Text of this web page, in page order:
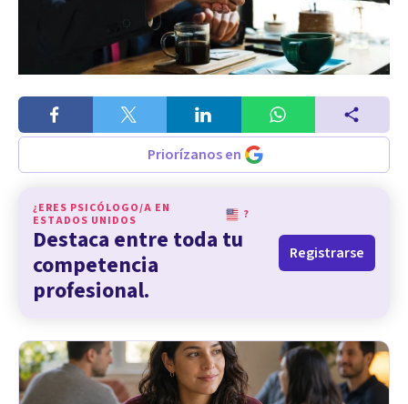
Priorízanos en
¿ERES PSICÓLOGO/A EN
ESTADOS UNIDOS
?
Destaca entre toda tu
competencia
profesional.
Registrarse